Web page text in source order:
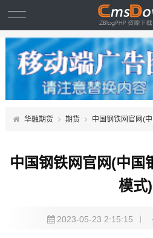
华融期货 期货 中国钢铁网官网(
中国钢铁网官网(中国
模式)
2023-05-23 2:15:15